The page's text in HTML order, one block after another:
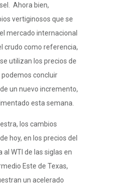
Ahora bien,
vertiginosos que se
mercado internacional
crudo como referencia,
utilizan los precios de
concluir
un nuevo incremento,
esta semana.
los cambios
hoy, en los precios del
WTI de las siglas en
Este de Texas,
un acelerado